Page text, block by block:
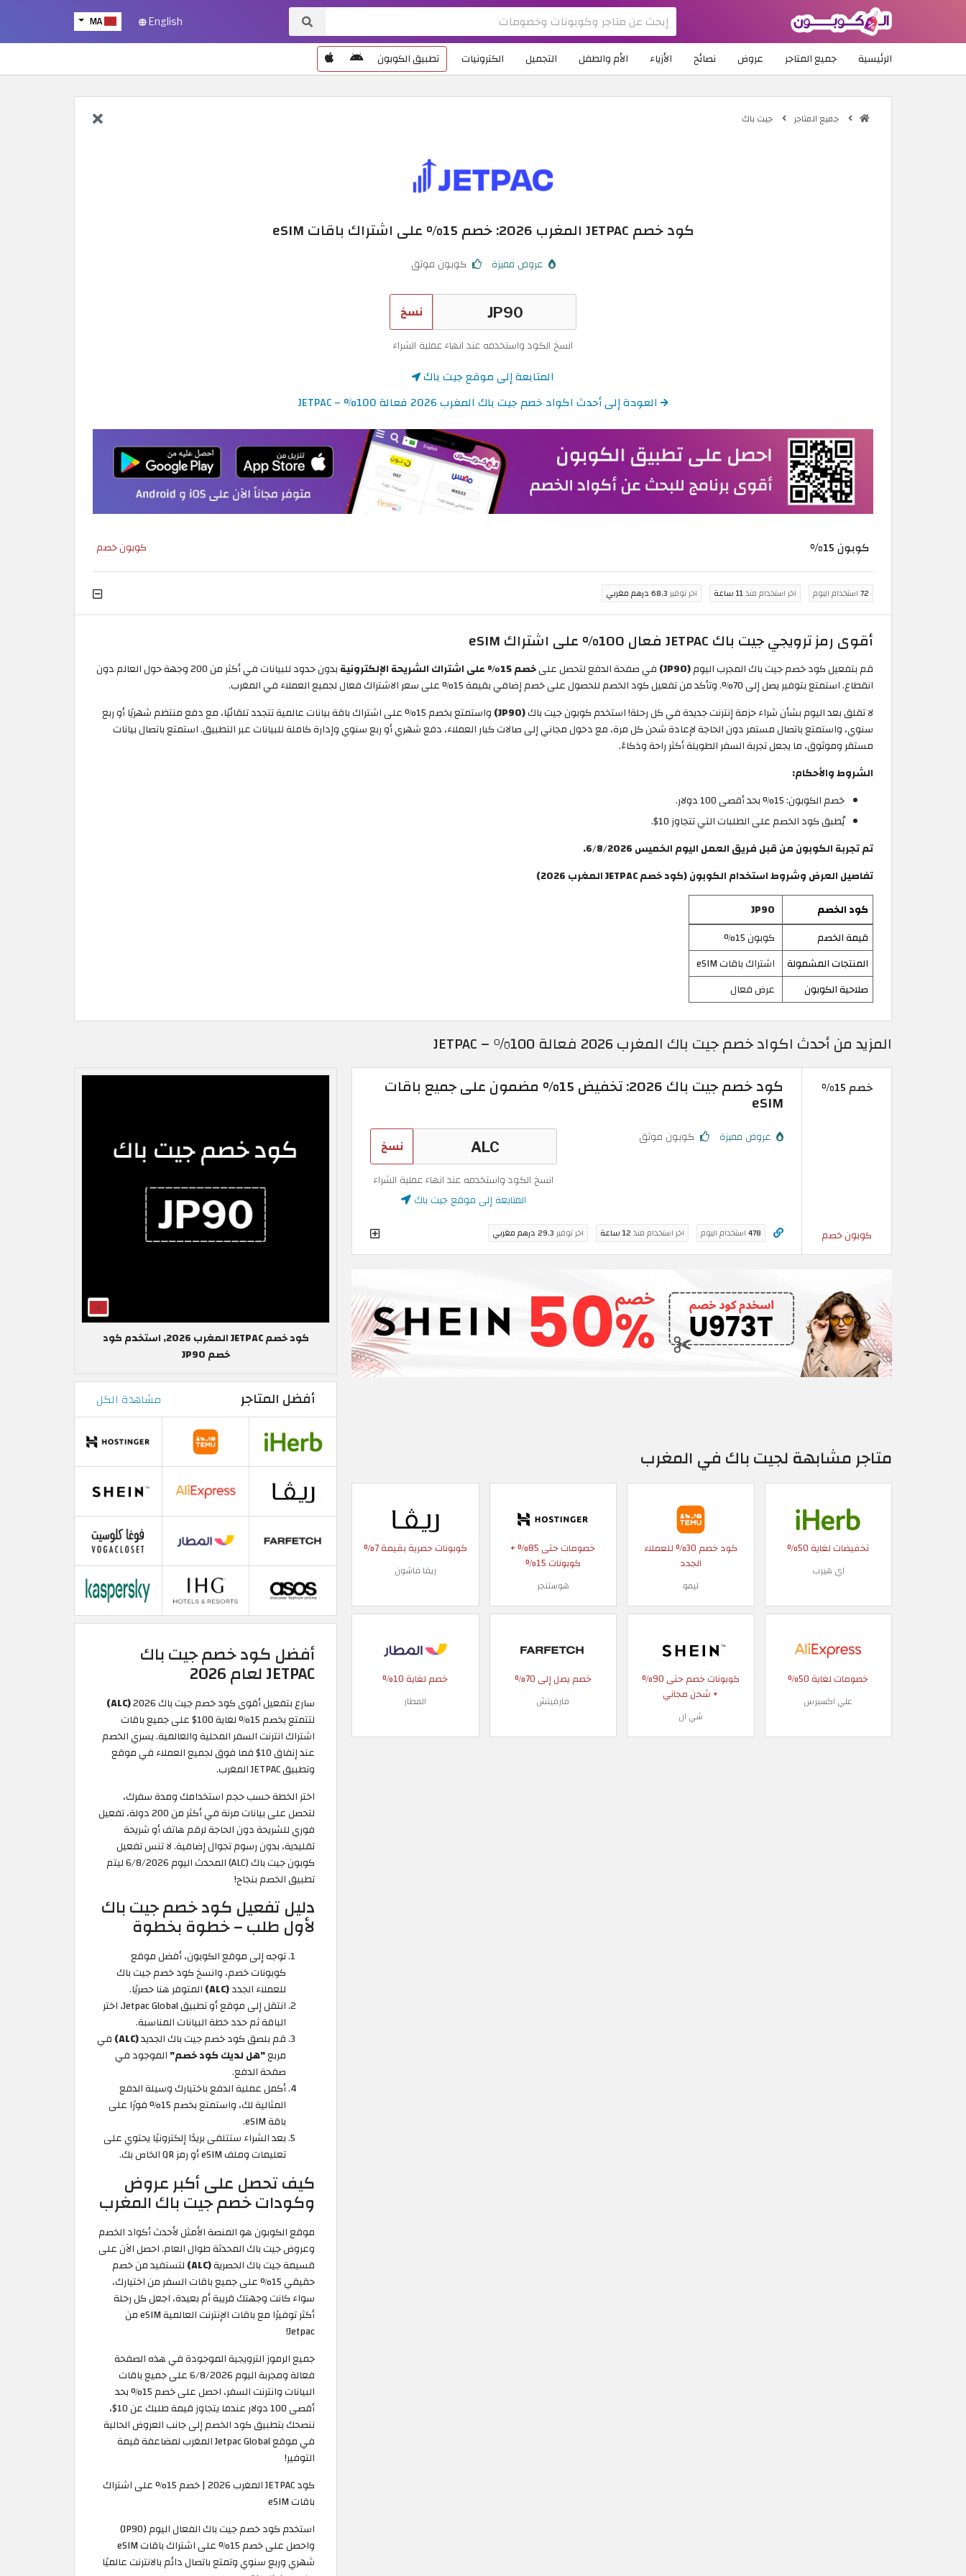
MA English
الرئيسية جميع المتاجر عروض نصائح الأزياء الأم والطفل التجميل الكترونيات تطبيق الكوبون
جميع المتاجر جيت باك
كود خصم JETPAC المغرب 2026: خصم 15% على اشتراك باقات eSIM
عروض مميزة كوبون موثق
نسخ
انسخ الكود واستخدمه عند انهاء عملية الشراء
المتابعة إلى موقع جيت باك
العودة إلى أحدث اكواد خصم جيت باك المغرب 2026 فعالة 100% – JETPAC
كوبون 15% كوبون خصم
72استخدام اليوم اخر استخدام منذ11 ساعة اخر توفير68.3 درهم مغربي
أقوى رمز ترويجي جيت باك JETPAC فعال 100% على اشتراك eSIM
قم بتفعيل كود خصم جيت باك المجرب اليوم(JP90) في صفحة الدفع لتحصل علىخصم 15% على اشتراك الشريحة الإلكترونية
بدون حدود للبيانات في أكثر من 200 وجهة حول العالم دون
انقطاع. استمتع بتوفير يصل إلى 70%. وتأكد من تفعيل كود الخصم للحصول على خصم إضافي بقيمة 15% على سعر الاشتراك فعال لجميع العملاء في المغرب.
لا تقلق بعد اليوم بشأن شراء حزمة إنترنت جديدة في كل رحلة! استخدم كوبون جيت باك(JP90)
واستمتع بخصم 15% على اشتراك باقة بيانات عالمية تتجدد تلقائيًا، مع دفع منتظم شهريًا أو ربع
سنوي، واستمتع باتصال مستمر دون الحاجة لإعادة شحن كل مرة، مع دخول مجاني إلى صالات كبار العملاء، دفع شهري أو ربع سنوي وإدارة كاملة للبيانات عبر التطبيق. استمتع باتصال بيانات
مستقر وموثوق، ما يجعل تجربة السفر الطويلة أكثر راحة وذكاءً.
الشروط والأحكام:
خصم الكوبون: 15% بحد أقصى 100 دولار.
يُطبق كود الخصم على الطلبات التي تتجاوز 10$.
تم تجربة الكوبون من قبل فريق العمل اليوم الخميس 6/8/2026.
تفاصيل العرض وشروط استخدام الكوبون (كود خصم JETPAC المغرب 2026)
كود الخصم
JP90
قيمة الخصم
كوبون 15%
المنتجات المشمولة
اشتراك باقات eSIM
صلاحية الكوبون
عرض فعال
المزيد من أحدث اكواد خصم جيت باك المغرب 2026 فعالة 100% – JETPAC
خصم 15%
كوبون خصم
كود خصم جيت باك 2026: تخفيض 15% مضمون على جميع باقات
eSIM
عروض مميزة كوبون موثق نسخ
انسخ الكود واستخدمه عند انهاء عملية الشراء
المتابعة إلى موقع جيت باك
478استخدام اليوم اخر استخدام منذ12 ساعة اخر توفير29.3 درهم مغربي
متاجر مشابهة لجيت باك في المغرب
تخفيضات لغاية 50%
اي هيرب
كود خصم 30% للعملاء
الجدد
تيمو
خصومات حتى 85% +
كوبونات 15%
هوستنجر
كوبونات حصرية بقيمة 7%
ريفا فاشون
خصومات لغاية 50%
علي اكسبرس
كوبونات خصم حتى 90%
+ شحن مجاني
شي ان
خصم يصل إلى 70%
فارفيتش
خصم لغاية 10%
المطار
كود خصم JETPAC المغرب 2026, استخدم كود
خصم JP90
أفضل المتاجر مشاهدة الكل
أفضل كود خصم جيت باك
JETPAC لعام 2026
سارع بتفعيل أقوى كود خصم جيت باك 2026
(ALC)
لتتمتع بخصم 15% لغاية 100$ على جميع باقات
اشتراك انترنت السفر المحلية والعالمية. يسري الخصم
عند إنفاق 10$ فما فوق لجميع العملاء في موقع
وتطبيق JETPAC المغرب.
اختر الخطة حسب حجم استخدامك ومدة سفرك،
لتحصل على بيانات مرنة في أكثر من 200 دولة، تفعيل
فوري للشريحة دون الحاجة لرقم هاتف أو شريحة
تقليدية، بدون رسوم تجوال إضافية. لا تنس تفعيل
كوبون جيت باك (ALC) المحدث اليوم 6/8/2026 ليتم
تطبيق الخصم بنجاح!
دليل تفعيل كود خصم جيت باك
لأول طلب – خطوة بخطوة
توجه إلى موقع الكوبون، أفضل موقع
كوبونات خصم، وانسخ كود خصم جيت باك
للعملاء الجدد(ALC)
المتوفر هنا حصريًا.
انتقل إلى موقع أو تطبيق Jetpac Global، اختر
الباقة ثم حدد خطة البيانات المناسبة.
قم بلصق كود خصم جيت باك الجديد(ALC)
في
مربع"هل لديك كود خصم" الموجود في
صفحة الدفع.
أكمل عملية الدفع باختيارك وسيلة الدفع
المثالية لك، واستمتع بخصم 15% فورًا على
باقة eSIM.
بعد الشراء ستتلقى بريدًا إلكترونيًا يحتوي على
تعليمات وملف eSIM أو رمز QR الخاص بك.
كيف تحصل على أكبر عروض
وكودات خصم جيت باك المغرب
موقع الكوبون هو المنصة الأمثل لأحدث أكواد الخصم
وعروض جيت باك المحدثة طوال العام. احصل الآن على
قسيمة جيت باك الحصرية(ALC)
لتستفيد من خصم
حقيقي 15% على جميع باقات السفر من اختيارك،
سواء كانت وجهتك قريبة أم بعيدة، اجعل كل رحلة
أكثر توفيرًا مع باقات الإنترنت العالمية eSIM من
Jetpac!
جميع الرموز الترويجية الموجودة في هذه الصفحة
فعالة ومجربة اليوم 6/8/2026 على جميع باقات
البيانات وانترنت السفر، احصل على خصم 15% بحد
أقصى 100 دولار عندما يتجاوز قيمة طلبك عن 10$،
ننصحك بتطبيق كود الخصم إلى جانب العروض الحالية
في موقع Jetpac Global المغرب لمضاعفة قيمة
التوفير!
كود JETPAC المغرب 2026 | خصم 15% على اشتراك
باقات eSIM
استخدم كود خصم جيت باك الفعال اليوم (JP90)
واحصل على خصم 15% على اشتراك باقات eSIM
شهري وربع سنوي وتمتع باتصال دائم بالانترنت عالميًا